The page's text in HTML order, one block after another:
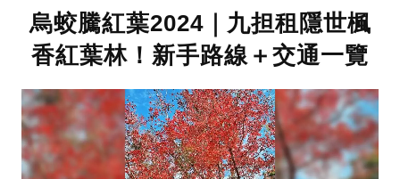
烏蛟騰紅葉2024｜九担租隱世楓
香紅葉林！新手路線＋交通一覽